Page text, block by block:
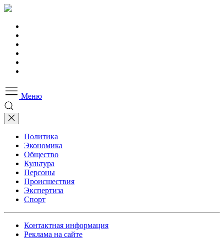
Меню
Политика
Экономика
Общество
Культура
Персоны
Происшествия
Экспертиза
Спорт
Контактная информация
Реклама на сайте